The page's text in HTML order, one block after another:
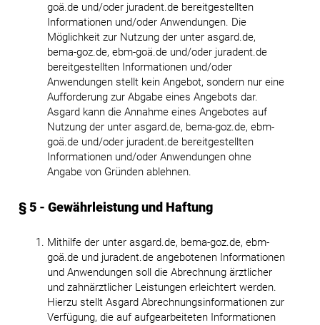
goä.de und/oder juradent.de bereitgestellten
Informationen und/oder Anwendungen. Die
Möglichkeit zur Nutzung der unter asgard.de,
bema-goz.de, ebm-goä.de und/oder juradent.de
bereitgestellten Informationen und/oder
Anwendungen stellt kein Angebot, sondern nur eine
Aufforderung zur Abgabe eines Angebots dar.
Asgard kann die Annahme eines Angebotes auf
Nutzung der unter asgard.de, bema-goz.de, ebm-
goä.de und/oder juradent.de bereitgestellten
Informationen und/oder Anwendungen ohne
Angabe von Gründen ablehnen.
§ 5 - Gewährleistung und Haftung
Mithilfe der unter asgard.de, bema-goz.de, ebm-
goä.de und juradent.de angebotenen Informationen
und Anwendungen soll die Abrechnung ärztlicher
und zahnärztlicher Leistungen erleichtert werden.
Hierzu stellt Asgard Abrechnungsinformationen zur
Verfügung, die auf aufgearbeiteten Informationen